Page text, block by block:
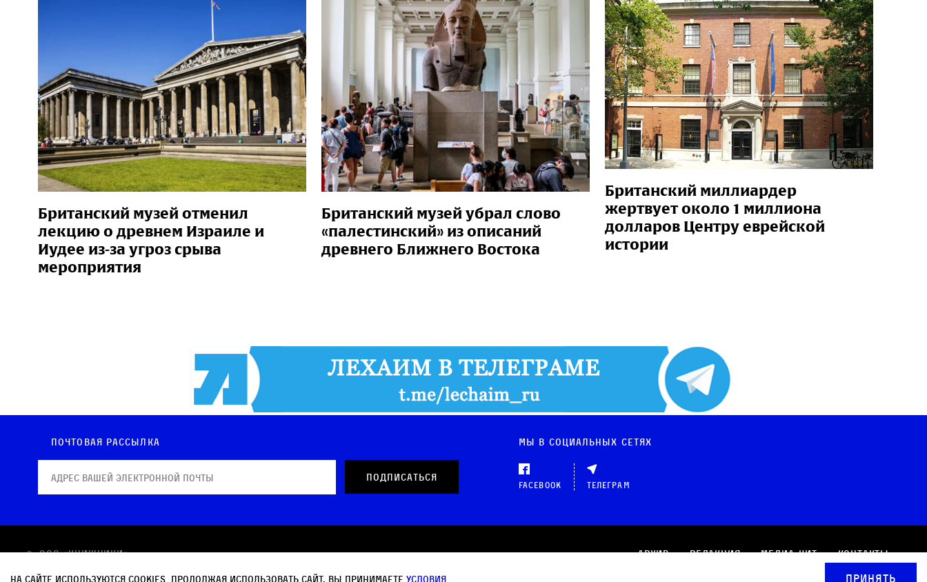
Британский музей отменил
лекцию о древнем Израиле и
Иудее из-за угроз срыва
мероприятия
Британский музей убрал слово
«палестинский» из описаний
древнего Ближнего Востока
Британский миллиардер
жертвует около 1 миллиона
долларов Центру еврейской
истории
Почтовая рассылка Мы в социальных сетях
Facebook Телеграм
© OOO «КНИЖНИКИ» Архив Редакция Медиа-кит
Контакты
Политика в отношении обработки персональных данных
На сайте используются cookies. Продолжая использовать сайт, вы принимаете условия Принять